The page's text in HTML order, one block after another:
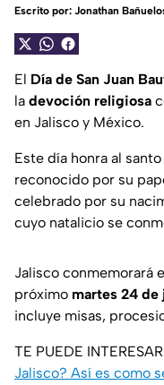
Escrito por: Jonathan
El Día de San Juan
la devoción religiosa
en Jalisco y México.
Este día honra al santo
reconocido por su
celebrado por su
cuyo natalicio se
Jalisco conmemorará
próximo martes 24 de
incluye misas,
TE PUEDE
Jalisco? Así es como